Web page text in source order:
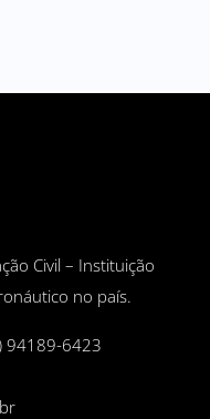
Civil – Instituição
no país.
94189-6423